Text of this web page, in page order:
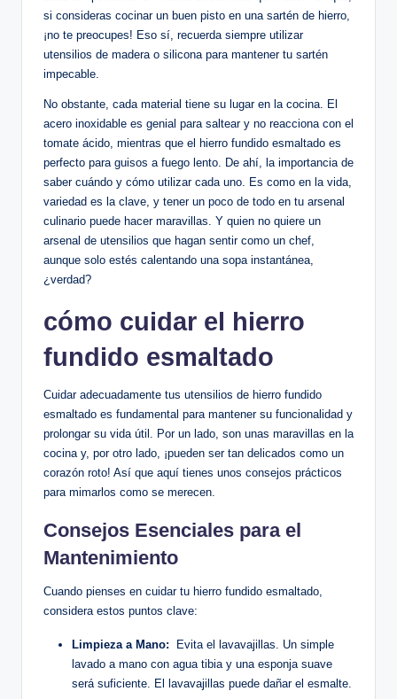
si consideras cocinar un buen pisto en una sartén de hierro,
¡no te preocupes! Eso sí, recuerda ​siempre⁣ utilizar
utensilios de madera o silicona para mantener tu‌ sartén
impecable.
No obstante, cada material tiene su ‌lugar en la cocina. El
acero inoxidable es genial ‌para saltear ​y no reacciona con el
tomate ácido, mientras que el hierro fundido esmaltado es
perfecto​ para guisos a fuego lento. De ahí, ⁢la⁢ importancia de
saber cuándo y ⁢cómo utilizar​ cada uno. Es⁢ como en la vida,
‍variedad es⁣ la clave, y tener un⁢ poco de todo en tu arsenal
culinario puede‌ hacer maravillas. Y⁤ quien no quiere un
arsenal⁤ de ⁤utensilios que‍ hagan sentir como un chef,
aunque solo estés calentando una sopa instantánea,
¿verdad?
cómo cuidar el hierro
fundido⁣ esmaltado
Cuidar ⁤adecuadamente tus utensilios‌ de hierro⁣ fundido
esmaltado es⁣ fundamental para mantener⁤ su ‌funcionalidad y
prolongar su vida útil. Por un lado, son unas maravillas ⁣en ⁢la
‍cocina y, por otro ‌lado, ¡pueden ser​ tan delicados como un
corazón roto! Así que⁤ aquí tienes unos⁤ consejos prácticos
para mimarlos como se merecen.
Consejos Esenciales para⁣ el
Mantenimiento
Cuando ‍pienses en cuidar ‍tu hierro fundido esmaltado,
considera estos puntos ⁣clave:
Limpieza a Mano: ​ Evita el lavavajillas. Un simple
lavado a mano ​con agua tibia y una esponja suave
será ‍suficiente.‌ El⁤ lavavajillas puede dañar el esmalte.